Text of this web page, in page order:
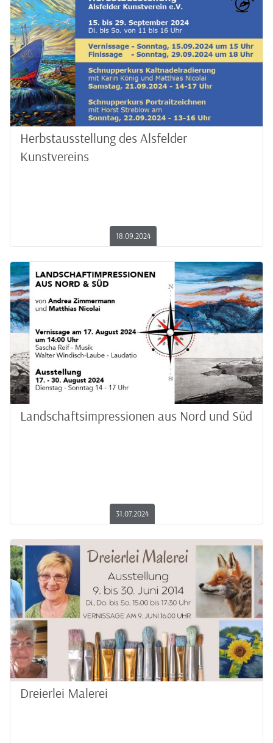
Herbstausstellung des Alsfelder
Kunstvereins
18.09.2024
Landschaftsimpressionen aus Nord und Süd
31.07.2024
Dreierlei Malerei